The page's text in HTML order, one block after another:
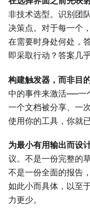
非技术选型。识别团
决策点。对于每一个
在需要时身处何处，
即采取行动？答案几
构建触发器，而非目的
中的事件来激活——一
一个文档被分享、一
使用你的工具，你就
为最小有用输出而设计
议。不是一份完整的
不是一份全面的报告
如此小而具体，以至
力更少。